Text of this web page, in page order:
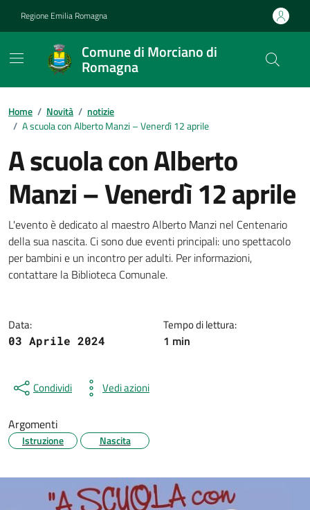
Regione Emilia Romagna
Comune di Morciano di
Romagna
Contenuti in evidenza
Home / Novità / notizie
/ A scuola con Alberto Manzi – Venerdì 12 aprile
A scuola con Alberto
Manzi – Venerdì 12 aprile
Dettagli della notizia
L'evento è dedicato al maestro Alberto Manzi nel Centenario
della sua nascita. Ci sono due eventi principali: uno spettacolo
per bambini e un incontro per adulti. Per informazioni,
contattare la Biblioteca Comunale.
Data:
03 Aprile 2024
Tempo di lettura:
1 min
Condividi Vedi azioni
Argomenti
Istruzione Nascita